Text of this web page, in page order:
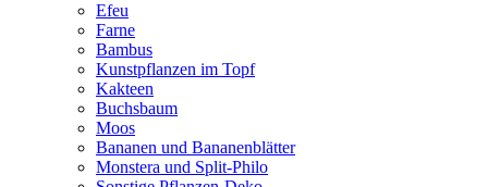
Efeu
Farne
Bambus
Kunstpflanzen im Topf
Kakteen
Buchsbaum
Moos
Bananen und Bananenblätter
Monstera und Split-Philo